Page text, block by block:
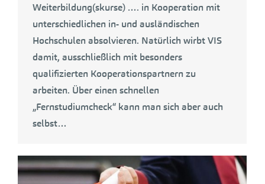
Weiterbildung(skurse) …. in Kooperation mit
unterschiedlichen in- und ausländischen
Hochschulen absolvieren. Natürlich wirbt VIS
damit, ausschließlich mit besonders
qualifizierten Kooperationspartnern zu
arbeiten. Über einen schnellen
„Fernstudiumcheck“ kann man sich aber auch
selbst…